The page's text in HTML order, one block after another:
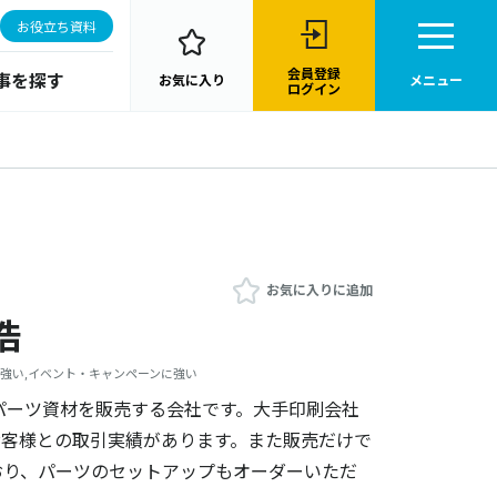
お役立ち資料
を探す お気に入り
会員登録
ログイン
メニュー
お気に入りに追加
い,イベント・キャンペーンに強い
ツ資材を販売する会社です。大手印刷会社
様との取引実績があります。また販売だけで
、パーツのセットアップもオーダーいただ